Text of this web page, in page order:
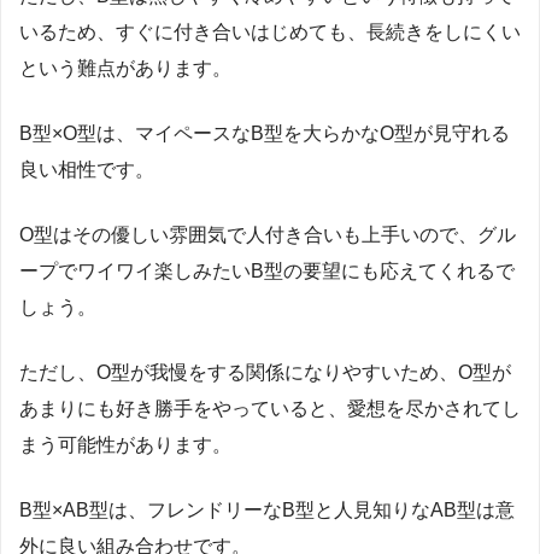
いるため、すぐに付き合いはじめても、長続きをしにくい
という難点があります。
B型×O型は、マイペースなB型を大らかなO型が見守れる
良い相性です。
O型はその優しい雰囲気で人付き合いも上手いので、グル
ープでワイワイ楽しみたいB型の要望にも応えてくれるで
しょう。
ただし、 O型が我慢をする関係になりやすいため、 O型が
あまりにも好き勝手をやっていると、愛想を尽かされてし
まう可能性があります。
B型×AB型は、フレンドリーなB型と人見知りなAB型は意
外に良い組み合わせです。